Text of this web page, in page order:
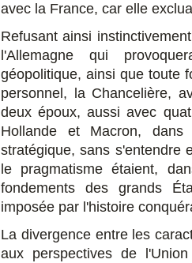
avec la France, car elle
Refusant ainsi
l'Allemagne qui
géopolitique, ainsi que toute
personnel, la Chancelière,
deux époux, aussi avec
Hollande et Macron,
stratégique, sans s'entendre
le pragmatisme étaient,
fondements des grands
imposée par l'histoire
La divergence entre les
aux perspectives de